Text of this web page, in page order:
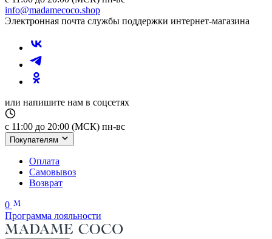
info@madamecoco.shop
Электронная почта службы поддержки интернет-магазина
или напишите нам в соцсетях
с 11:00 до 20:00 (МСК) пн-вс
Покупателям
Оплата
Самовывоз
Возврат
0
Программа лояльности